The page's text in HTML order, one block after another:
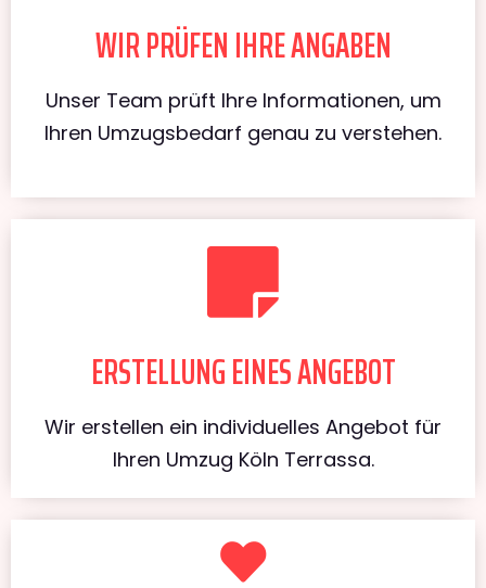
WIR PRÜFEN IHRE ANGABEN
Unser Team prüft Ihre Informationen, um
Ihren Umzugsbedarf genau zu verstehen.
ERSTELLUNG EINES ANGEBOT
Wir erstellen ein individuelles Angebot für
Ihren Umzug Köln Terrassa.